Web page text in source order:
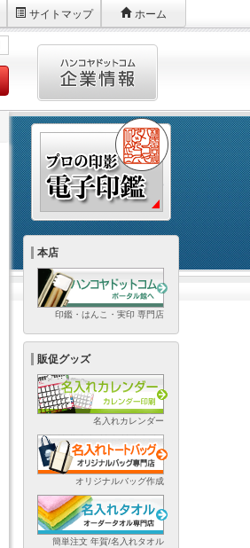
サイトマップ ホーム
本店
印鑑・はんこ・実印 専門店
販促グッズ
名入れカレンダー
オリジナルバッグ作成
簡単注文 年賀/名入れタオル